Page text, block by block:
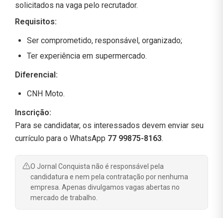
solicitados na vaga pelo recrutador.
Requisitos:
Ser comprometido, responsável, organizado;
Ter experiência em supermercado.
Diferencial:
CNH Moto.
Inscrição:
Para se candidatar, os interessados devem enviar seu
currículo para o WhatsApp 77 99875-8163.
O Jornal Conquista não é responsável pela
candidatura e nem pela contratação por nenhuma
empresa. Apenas divulgamos vagas abertas no
mercado de trabalho.